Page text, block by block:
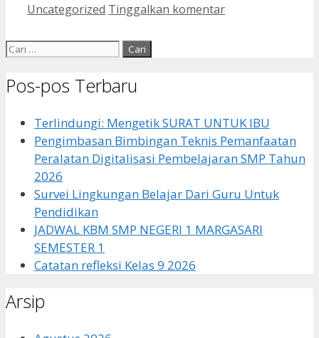
Kategori
Uncategorized Tinggalkan komentar
Cari
Pos-pos Terbaru
Terlindungi: Mengetik SURAT UNTUK IBU
Pengimbasan Bimbingan Teknis Pemanfaatan
Peralatan Digitalisasi Pembelajaran SMP Tahun
2026
Survei Lingkungan Belajar Dari Guru Untuk
Pendidikan
JADWAL KBM SMP NEGERI 1 MARGASARI
SEMESTER 1
Catatan refleksi Kelas 9 2026
Arsip